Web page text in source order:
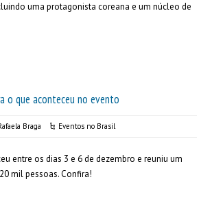
uma protagonista coreana e um núcleo de
o que aconteceu no evento
Braga Eventos no Brasil
entre os dias 3 e 6 de dezembro e reuniu um
mil pessoas. Confira!